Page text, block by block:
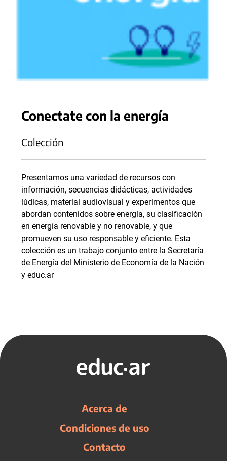
Conectate con la energía
Colección
Presentamos una variedad de recursos con
información, secuencias didácticas, actividades
lúdicas, material audiovisual y experimentos que
abordan contenidos sobre energía, su clasificación
en energía renovable y no renovable, y que
promueven su uso responsable y eficiente. Esta
colección es un trabajo conjunto entre la Secretaría
de Energía del Ministerio de Economía de la Nación
y educ.ar
Acerca de
Condiciones de uso
Contacto